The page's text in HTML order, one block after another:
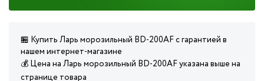
🏪 Купить Ларь морозильный BD-200AF с гарантией в
нашем интернет-магазине
💰 Цена на Ларь морозильный BD-200AF указана выше на
странице товара